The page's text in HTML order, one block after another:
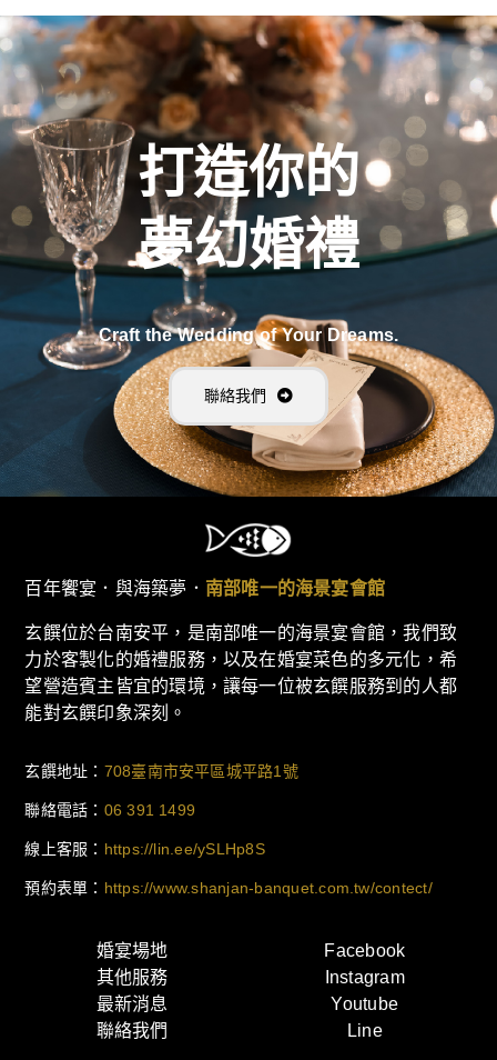
打造你的
夢幻婚禮
Craft the Wedding of Your Dreams.
聯絡我們
百年饗宴．與海築夢​． 南部唯一的海景宴會館
玄饌位於台南安平，是南部唯一的海景宴會館，我們致
力於客製化的婚禮服務，以及在婚宴菜色的多元化，希
望營造賓主皆宜的環境，讓每一位被玄饌服務到的人都
能對玄饌印象深刻。
玄饌地址： 708臺南市安平區城平路1號
聯絡電話： 06 391 1499
線上客服： https://lin.ee/ySLHp8S
預約表單： https://www.shanjan-banquet.com.tw/contect/
婚宴場地
其他服務
最新消息
聯絡我們
Facebook
Instagram
Youtube
Line